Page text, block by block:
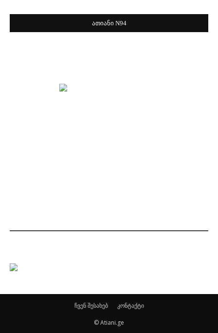
ათიანი N94
ჩვენ შესახებ კონტაქტი
© Atiani.ge